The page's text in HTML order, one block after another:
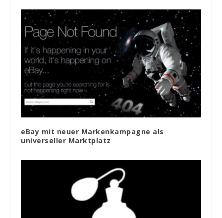
eBay mit neuer Markenkampagne als
universeller Marktplatz